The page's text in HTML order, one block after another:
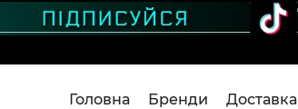
Головна Бренди Доставка